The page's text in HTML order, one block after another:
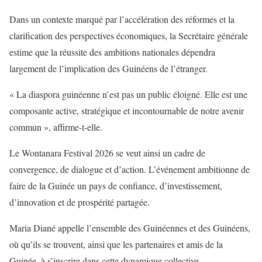
Dans un contexte marqué par l’accélération des réformes et la
clarification des perspectives économiques, la Secrétaire générale
estime que la réussite des ambitions nationales dépendra
largement de l’implication des Guinéens de l’étranger.
« La diaspora guinéenne n’est pas un public éloigné. Elle est une
composante active, stratégique et incontournable de notre avenir
commun », affirme-t-elle.
Le Wontanara Festival 2026 se veut ainsi un cadre de
convergence, de dialogue et d’action. L’événement ambitionne de
faire de la Guinée un pays de confiance, d’investissement,
d’innovation et de prospérité partagée.
Maria Diané appelle l’ensemble des Guinéennes et des Guinéens,
où qu’ils se trouvent, ainsi que les partenaires et amis de la